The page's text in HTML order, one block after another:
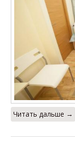
Читать дальше →